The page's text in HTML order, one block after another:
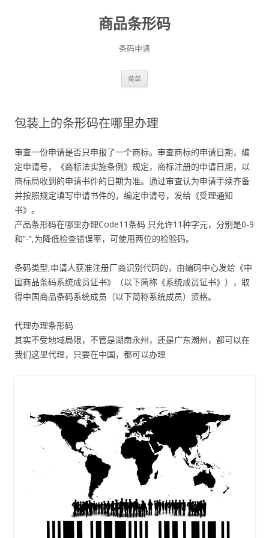
商品条形码
条码申请
菜单
包装上的条形码在哪里办理
审查一份申请是否只申报了一个商标。审查商标的申请日期，编
定申请号，《商标法实施条例》规定，商标注册的申请日期，以
商标局收到的申请书件的日期为准。通过审查认为申请手续齐备
并按照规定填写申请书件的，编定申请号，发给《受理通知
书》。
产品条形码在哪里办理Code11条码 只允许11种字元，分别是0-9
和”-“,为降低检查错误率，可使用两位的检验码。
条码类型,申请人获准注册厂商识别代码的，由编码中心发给《中
国商品条码系统成员证书》（以下简称《系统成员证书》），取
得中国商品条码系统成员（以下简称系统成员）资格。
代理办理条形码
其实不受地域局限，不管是湖南永州，还是广东潮州，都可以在
我们这里代理，只要在中国，都可以办理